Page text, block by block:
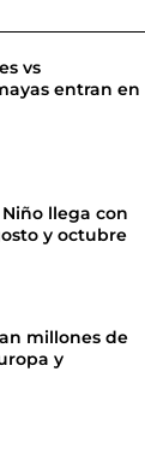
vs
entran en
llega con
y octubre
millones de
y